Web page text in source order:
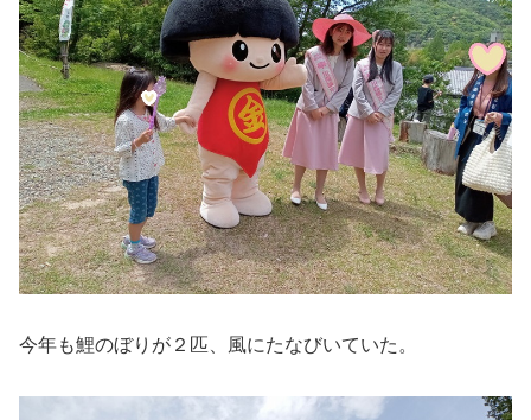
今年も鯉のぼりが２匹、風にたなびいていた。